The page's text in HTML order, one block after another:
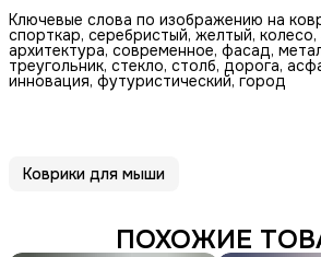
Ключевые слова по изображению на
спорткар, серебристый, желтый,
архитектура, современное, фасад,
треугольник, стекло, столб, дорога,
инновация, футуристический, город
Коврики для мыши
ПОХОЖИЕ